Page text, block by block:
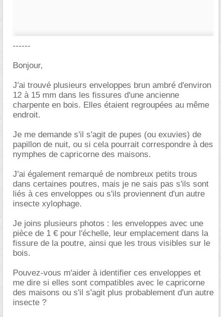
------
Bonjour,
J'ai trouvé plusieurs enveloppes brun ambré d'environ
12 à 15 mm dans les fissures d'une ancienne
charpente en bois. Elles étaient regroupées au même
endroit.
Je me demande s'il s'agit de pupes (ou exuvies) de
papillon de nuit, ou si cela pourrait correspondre à des
nymphes de capricorne des maisons.
J'ai également remarqué de nombreux petits trous
dans certaines poutres, mais je ne sais pas s'ils sont
liés à ces enveloppes ou s'ils proviennent d'un autre
insecte xylophage.
Je joins plusieurs photos : les enveloppes avec une
pièce de 1 € pour l'échelle, leur emplacement dans la
fissure de la poutre, ainsi que les trous visibles sur le
bois.
Pouvez-vous m'aider à identifier ces enveloppes et
me dire si elles sont compatibles avec le capricorne
des maisons ou s'il s'agit plus probablement d'un autre
insecte ?